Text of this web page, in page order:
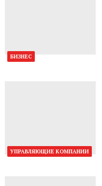
БИЗНЕС
УПРАВЛЯЮЩИЕ КОМПАНИИ